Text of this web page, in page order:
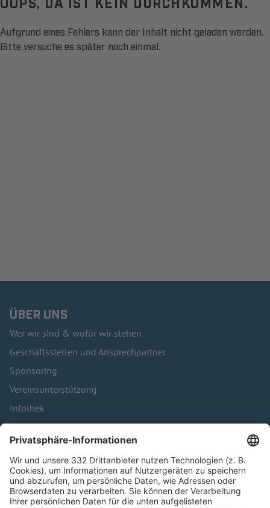
Aufgrund eines Fehlers kann der Inhalt nicht geladen werden.
Bitte versuche es später noch einmal.
ÜBER UNS
Wer wir sind & wofür wir stehen
Geschäftsstellen und Ansprechpartner
Sponsoring
Vereinsunterstützung
Infothek
Kontakt
HÄUFIG BESUCHTE SEITEN
Pässe und Vereinswechsel
Trainerausbildung